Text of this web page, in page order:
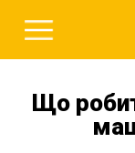
Що